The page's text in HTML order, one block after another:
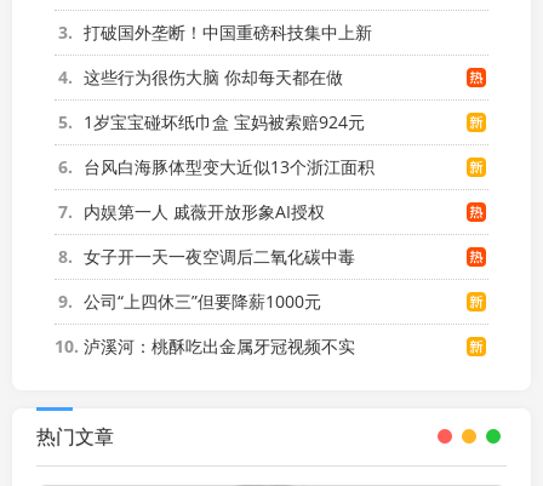
3
打破国外垄断！中国重磅科技集中上新
4
这些行为很伤大脑 你却每天都在做
5
1岁宝宝碰坏纸巾盒 宝妈被索赔924元
6
台风白海豚体型变大近似13个浙江面积
7
内娱第一人 戚薇开放形象AI授权
8
女子开一天一夜空调后二氧化碳中毒
9
公司“上四休三”但要降薪1000元
10 泸溪河：桃酥吃出金属牙冠视频不实
热门文章